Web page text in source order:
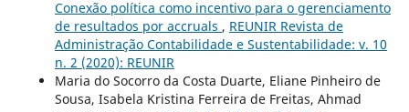
Conexão política como incentivo para o gerenciamento
de resultados por accruals , REUNIR Revista de
Administração Contabilidade e Sustentabilidade: v. 10
n. 2 (2020): REUNIR
Maria do Socorro da Costa Duarte, Eliane Pinheiro de
Sousa, Isabela Kristina Ferreira de Freitas, Ahmad